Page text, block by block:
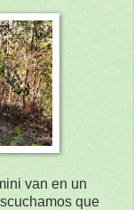
van en un
que